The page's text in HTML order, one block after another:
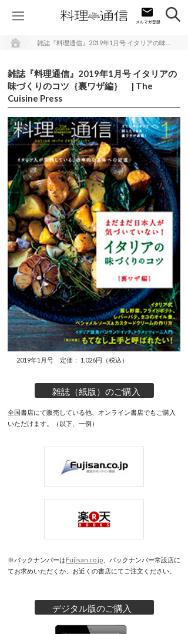
雑誌『料理通信』2019年1月号 イタリアの
味づくりのコツ｛裏ワザ編｝ | The
Cuisine Press
2019年1月号 定価： 1,026円（税込）
雑誌（紙版）のご購入
全国書店にて販売している他、オンライン書店でもご購入
いただけます。（以下、一例）
※バックナンバーはFujisan.co.jp 、バックナンバー常設店に
てお求めいただくか、お近くの書店にてご注文ください。
デジタル版のご購入